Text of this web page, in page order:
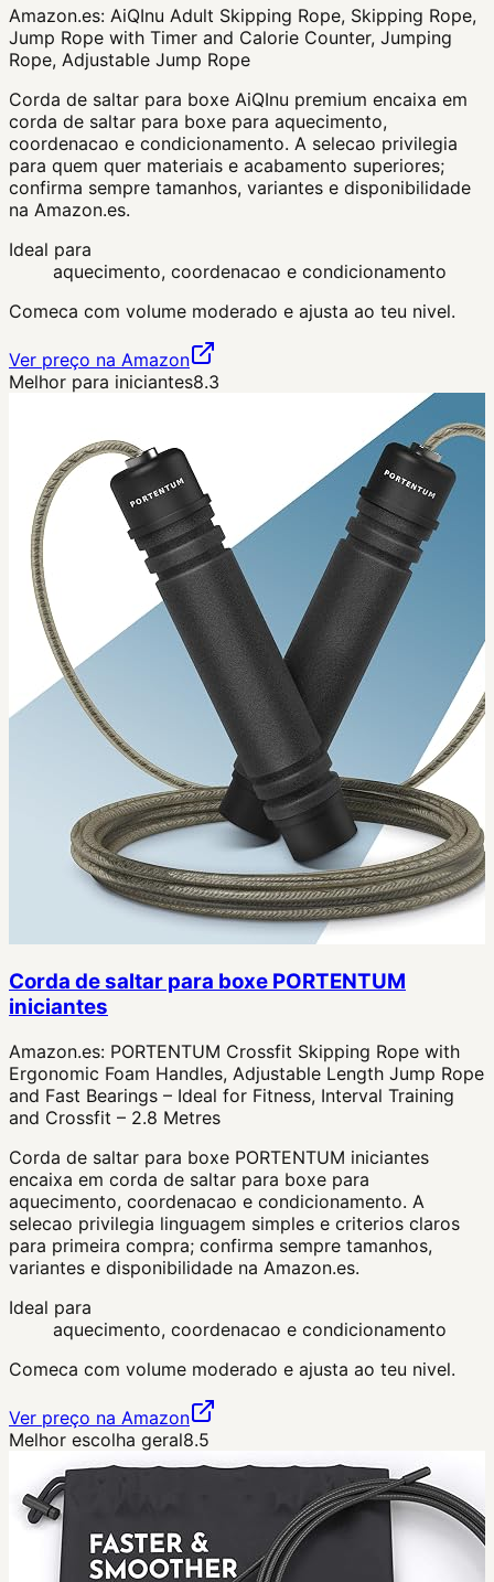
Amazon.es: AiQInu Adult Skipping Rope, Skipping Rope,
Jump Rope with Timer and Calorie Counter, Jumping
Rope, Adjustable Jump Rope
Corda de saltar para boxe AiQInu premium encaixa em
corda de saltar para boxe para aquecimento,
coordenacao e condicionamento. A selecao privilegia
para quem quer materiais e acabamento superiores;
confirma sempre tamanhos, variantes e disponibilidade
na Amazon.es.
Ideal para
aquecimento, coordenacao e condicionamento
Comeca com volume moderado e ajusta ao teu nivel.
Ver preço na Amazon
Melhor para iniciantes8.3
Corda de saltar para boxe PORTENTUM
iniciantes
Amazon.es: PORTENTUM Crossfit Skipping Rope with
Ergonomic Foam Handles, Adjustable Length Jump Rope
and Fast Bearings – Ideal for Fitness, Interval Training
and Crossfit – 2.8 Metres
Corda de saltar para boxe PORTENTUM iniciantes
encaixa em corda de saltar para boxe para
aquecimento, coordenacao e condicionamento. A
selecao privilegia linguagem simples e criterios claros
para primeira compra; confirma sempre tamanhos,
variantes e disponibilidade na Amazon.es.
Ideal para
aquecimento, coordenacao e condicionamento
Comeca com volume moderado e ajusta ao teu nivel.
Ver preço na Amazon
Melhor escolha geral8.5